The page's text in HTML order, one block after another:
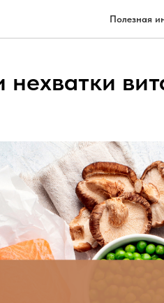
Полезная
нехватки